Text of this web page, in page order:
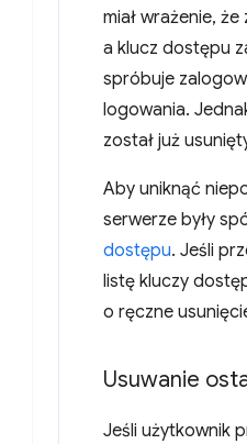
miał wrażenie,
a klucz dostępu
spróbuje
logowania.
został już
Aby uniknąć
serwerze były
dostępu. Jeśli
listę kluczy
o ręczne
Usuwanie
Jeśli użytkownik